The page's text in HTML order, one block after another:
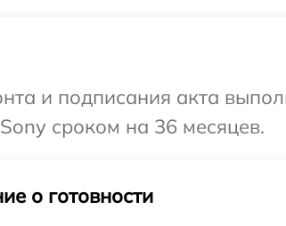
и подписания акта
сроком на 36 месяцев.
о готовности